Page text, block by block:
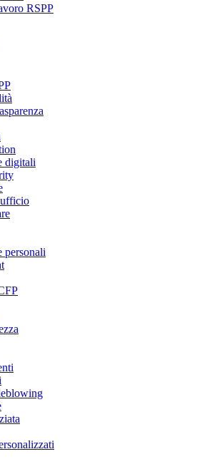
RSPP
digitali
personali